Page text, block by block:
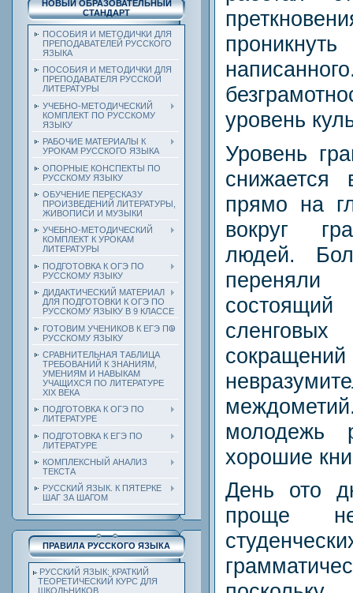
НОВЫЙ ОБРАЗОВАТЕЛЬНЫЙ
СТАНДАРТ
ПОСОБИЯ И МЕТОДИЧКИ ДЛЯ
ПРЕПОДАВАТЕЛЕЙ РУССКОГО
ЯЗЫКА
ПОСОБИЯ И МЕТОДИЧКИ ДЛЯ
ПРЕПОДАВАТЕЛЯ РУССКОЙ
ЛИТЕРАТУРЫ
УЧЕБНО-МЕТОДИЧЕСКИЙ
КОМПЛЕКТ ПО РУССКОМУ
ЯЗЫКУ
РАБОЧИЕ МАТЕРИАЛЫ К
УРОКАМ РУССКОГО ЯЗЫКА
ОПОРНЫЕ КОНСПЕКТЫ ПО
РУССКОМУ ЯЗЫКУ
ОБУЧЕНИЕ ПЕРЕСКАЗУ
ПРОИЗВЕДЕНИЙ ЛИТЕРАТУРЫ,
ЖИВОПИСИ И МУЗЫКИ
УЧЕБНО-МЕТОДИЧЕСКИЙ
КОМПЛЕКТ К УРОКАМ
ЛИТЕРАТУРЫ
ПОДГОТОВКА К ОГЭ ПО
РУССКОМУ ЯЗЫКУ
ДИДАКТИЧЕСКИЙ МАТЕРИАЛ
ДЛЯ ПОДГОТОВКИ К ОГЭ ПО
РУССКОМУ ЯЗЫКУ В 9 КЛАССЕ
ГОТОВИМ УЧЕНИКОВ К ЕГЭ ПО
РУССКОМУ ЯЗЫКУ
СРАВНИТЕЛЬНАЯ ТАБЛИЦА
ТРЕБОВАНИЙ К ЗНАНИЯМ,
УМЕНИЯМ И НАВЫКАМ
УЧАЩИХСЯ ПО ЛИТЕРАТУРЕ
ХIХ ВЕКА
ПОДГОТОВКА К ОГЭ ПО
ЛИТЕРАТУРЕ
ПОДГОТОВКА К ЕГЭ ПО
ЛИТЕРАТУРЕ
КОМПЛЕКСНЫЙ АНАЛИЗ
ТЕКСТА
РУССКИЙ ЯЗЫК. К ПЯТЕРКЕ
ШАГ ЗА ШАГОМ
ПРАВИЛА РУССКОГО ЯЗЫКА
РУССКИЙ ЯЗЫК: КРАТКИЙ
ТЕОРЕТИЧЕСКИЙ КУРС ДЛЯ
ШКОЛЬНИКОВ
уровень
Уровень
снижается
прямо на
вокруг
людей.
молодежь
хорошие
День ото
проще